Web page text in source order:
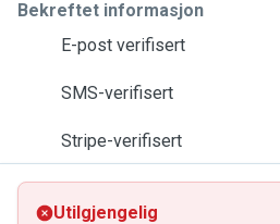
Bekreftet informasjon
E-post verifisert
SMS-verifisert
Stripe-verifisert
Utilgjengelig